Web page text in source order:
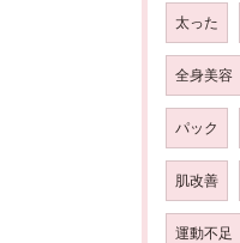
太った
全身美容
パック
肌改善
運動不足